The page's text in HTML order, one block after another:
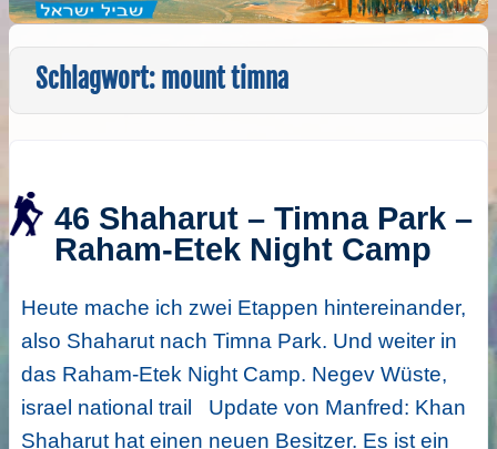
Schlagwort: mount timna
46 Shaharut – Timna Park –
Raham-Etek Night Camp
Heute mache ich zwei Etappen hintereinander,
also Shaharut nach Timna Park. Und weiter in
das Raham-Etek Night Camp. Negev Wüste,
israel national trail Update von Manfred: Khan
Shaharut hat einen neuen Besitzer. Es ist ein